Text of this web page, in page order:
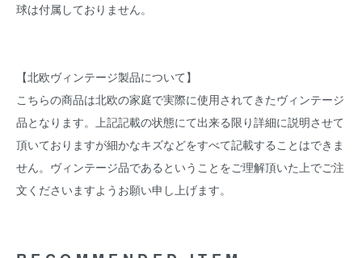
球は付属しておりません。
【北欧ヴィンテージ製品について】
こちらの商品は北欧の家庭で実際に使用されてきたヴィンテージ
品となります。上記記載の状態にて出来る限り詳細に説明させて
頂いておりますが細かなキズなどをすべて記載することはできま
せん。ヴィンテージ品であるということをご理解頂いた上でご注
文くださいますようお願い申し上げます。